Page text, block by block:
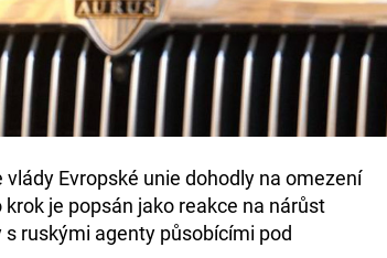
Evropské unie dohodly na omezení
je popsán jako reakce na nárůst
ruskými agenty působícími pod